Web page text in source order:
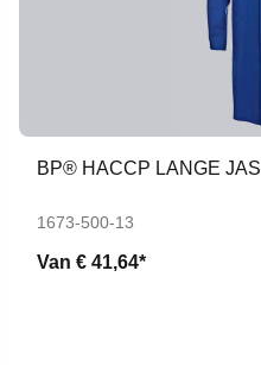
BP® HACCP LANGE
1673-500-13
Van € 41,64*